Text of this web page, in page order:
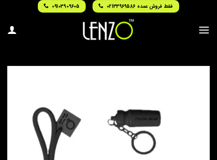
content
فقط فروش عمده 02133969586 09103909605